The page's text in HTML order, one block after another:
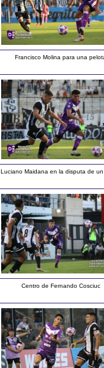
Francisco Molina para una
Luciano Maidana en la disputa de
Centro de Fernando Cosciuc